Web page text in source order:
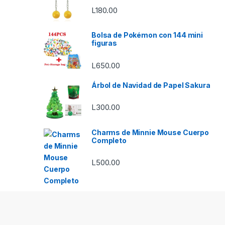
L180.00
Bolsa de Pokémon con 144 mini
figuras
L650.00
Árbol de Navidad de Papel Sakura
L300.00
Charms de Minnie Mouse Cuerpo
Completo
L500.00